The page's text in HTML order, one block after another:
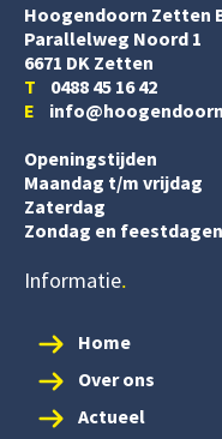
Hoogendoorn Zetten
Parallelweg Noord 1
6671 DK Zetten
T 0488 45 16 42
E
Openingstijden
Maandag t/m vrijdag
Zaterdag
Zondag en feestdagen
Informatie
Home
Over ons
Actueel